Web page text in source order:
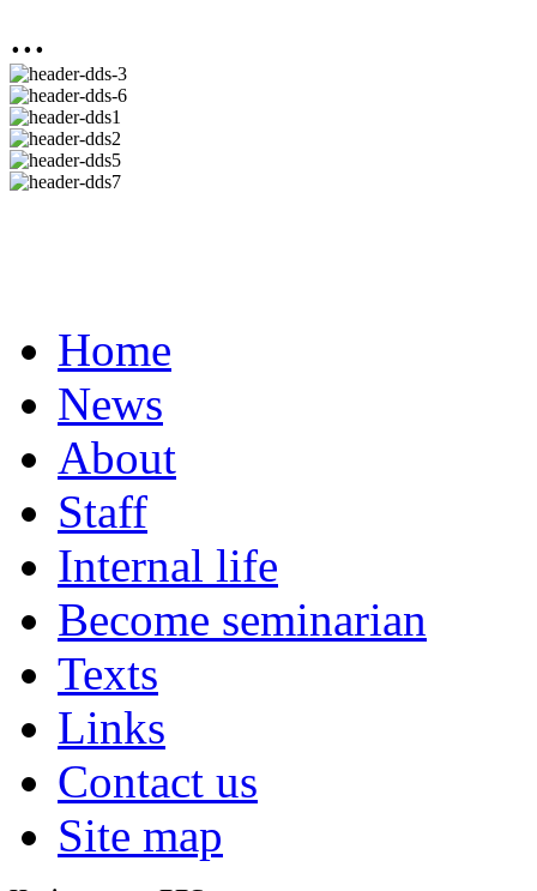
...
Home
News
About
Staff
Internal life
Become seminarian
Texts
Links
Contact us
Site map